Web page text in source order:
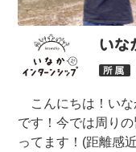
いな
こんにちは！いな
です！今では周り
ってます！(距離